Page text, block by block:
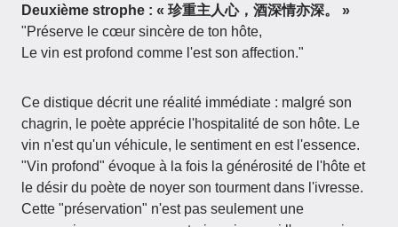
Deuxième strophe : « 珍重主人心，酒深情亦深。 »
"Préserve le cœur sincère de ton hôte,
Le vin est profond comme l'est son affection."
Ce distique décrit une réalité immédiate : malgré son
chagrin, le poète apprécie l'hospitalité de son hôte. Le
vin n'est qu'un véhicule, le sentiment en est l'essence.
"Vin profond" évoque à la fois la générosité de l'hôte et
le désir du poète de noyer son tourment dans l'ivresse.
Cette "préservation" n'est pas seulement une